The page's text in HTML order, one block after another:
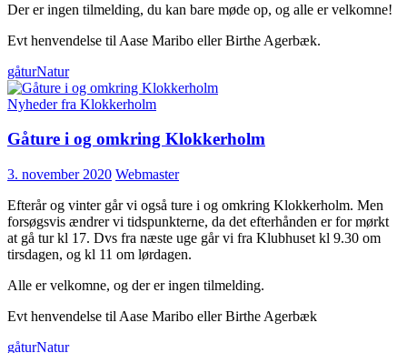
Der er ingen tilmelding, du kan bare møde op, og alle er velkomne!
Evt henvendelse til Aase Maribo eller Birthe Agerbæk.
gåturNatur
Nyheder fra Klokkerholm
Gåture i og omkring Klokkerholm
3. november 2020 Webmaster
Efterår og vinter går vi også ture i og omkring Klokkerholm. Men
forsøgsvis ændrer vi tidspunkterne, da det efterhånden er for mørkt
at gå tur kl 17. Dvs fra næste uge går vi fra Klubhuset kl 9.30 om
tirsdagen, og kl 11 om lørdagen.
Alle er velkomne, og der er ingen tilmelding.
Evt henvendelse til Aase Maribo eller Birthe Agerbæk
gåturNatur